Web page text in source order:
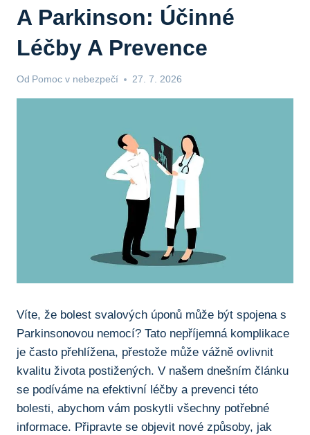
A Parkinson: Účinné
Léčby A Prevence
Od Pomoc v nebezpečí 27. 7. 2026
Víte, že bolest svalových⁢ úponů může ⁤být spojena s
Parkinsonovou nemocí?⁣ Tato nepříjemná komplikace
je‍ často​ přehlížena,‍ přestože může vážně⁣ ovlivnit‍
kvalitu života postižených. V ⁤našem‍ dnešním ⁢článku
se podíváme‌ na efektivní⁢ léčby a prevenci této
⁢bolesti, abychom vám poskytli ⁣všechny ⁣potřebné
informace. ‍Připravte ⁣se objevit ‍nové způsoby, ​jak